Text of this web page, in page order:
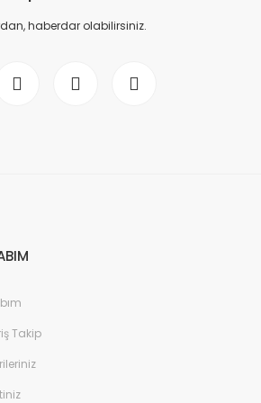
haberdar olabilirsiniz.
Takip